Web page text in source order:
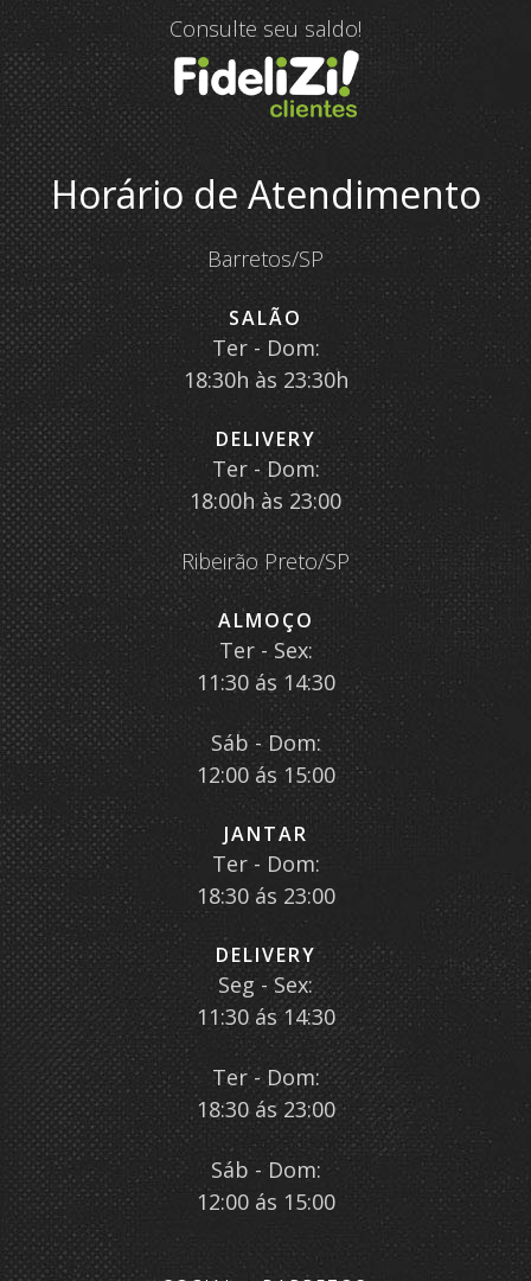
Consulte seu saldo!
Horário de Atendimento
Barretos/SP
SALÃO
Ter - Dom:
18:30h às 23:30h
DELIVERY
Ter - Dom:
18:00h às 23:00
Ribeirão Preto/SP
ALMOÇO
Ter - Sex:
11:30 ás 14:30
Sáb - Dom:
12:00 ás 15:00
JANTAR
Ter - Dom:
18:30 ás 23:00
DELIVERY
Seg - Sex:
11:30 ás 14:30
Ter - Dom:
18:30 ás 23:00
Sáb - Dom:
12:00 ás 15:00